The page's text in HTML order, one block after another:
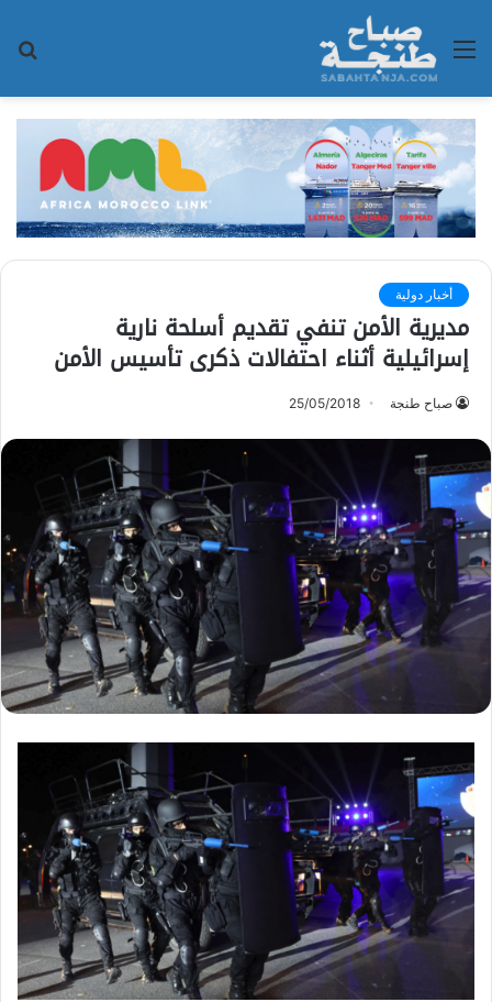
القائمة
أخبار دولية
مديرية الأمن تنفي تقديم أسلحة نارية
إسرائيلية أثناء احتفالات ذكرى تأسيس الأمن
صباح طنجة 25/05/2018